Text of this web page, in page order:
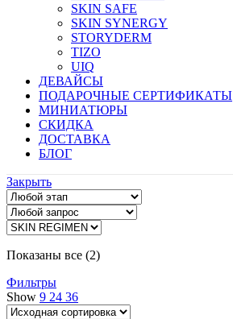
SKIN SAFE
SKIN SYNERGY
STORYDERM
TIZO
UIQ
ДЕВАЙСЫ
ПОДАРОЧНЫЕ СЕРТИФИКАТЫ
МИНИАТЮРЫ
СКИДКА
ДОСТАВКА
БЛОГ
Закрыть
Показаны все (2)
Фильтры
Show 9 24 36